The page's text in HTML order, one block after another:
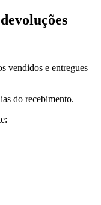
vendidos e entregues
do recebimento.